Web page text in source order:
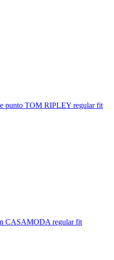
punto TOM RIPLEY regular fit
CASAMODA regular fit